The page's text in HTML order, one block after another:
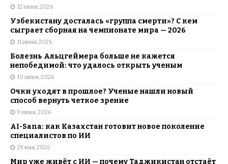
12 июня, 2026
Узбекистану досталась «группа смерти»? С кем
сыграет сборная на чемпионате мира — 2026
11 июня, 2026
Болезнь Альцгеймера больше не кажется
непобедимой: что удалось открыть ученым
10 июня, 2026
Очки уходят в прошлое? Ученые нашли новый
способ вернуть четкое зрение
9 июня, 2026
AI-Sana: как Казахстан готовит новое поколение
специалистов по ИИ
29 мая, 2026
Мир уже живёт с ИИ — почему Таджикистан отстаёт